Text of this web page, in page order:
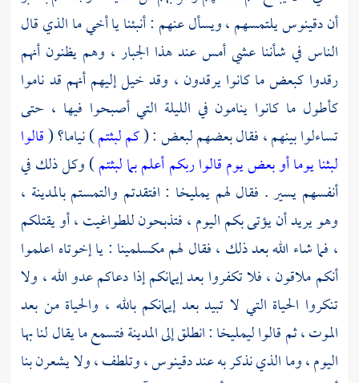
أندقينوسيلتمسهم ، ويسأل عنهم : أنبئنا يا أخي ما الذي قال
الناس في شأننا عشي أمس عند هذا الجبار ، وهم يظنون أنهم
رقدوا كبعض ما كانوا يرقدون ، وقد خيل إليهم أنهم قد ناموا
كأطول ما كانوا ينامون في الليلة التي أصبحوا فيها ، حتى
تساءلوا بينهم ، فقال بعضهم لبعض : (كم لبثتم) نياما؟ (قالوا
لبثنا يوما أو بعض يوم قالوا ربكم أعلم بما لبثتم) وكل ذلك في
أنفسهم يسير . فقال لهم يمليخا : افتقدتم والتمستم بالمدينة ،
وهو يريد أن يؤتى بكم اليوم ، فتذبحون للطواغيت ، أو يقتلكم
، فما شاء الله بعد ذلك ، فقال لهممكسلمينا : يا إخوتاه اعلموا
أنكم ملاقون ، فلا تكفروا بعد إيمانكم إذا دعاكم عدو الله ، ولا
تنكروا الحياة التي لا تبيد بعد إيمانكم بالله ، والحياة من بعد
الموت ، ثم قالواليمليخا: انطلق إلى المدينة فتسمع ما يقال لنا بها
اليوم ، وما الذي نذكر به عنددقينوس ،وتلطف ، ولا يشعرن بنا